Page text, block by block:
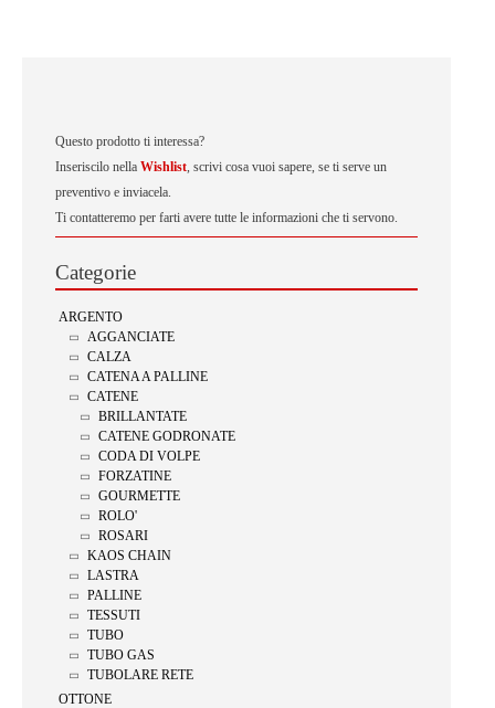
Questo prodotto ti interessa?
Inseriscilo nella Wishlist, scrivi cosa vuoi sapere, se ti serve un
preventivo e inviacela.
Ti contatteremo per farti avere tutte le informazioni che ti servono.
Categorie
ARGENTO
AGGANCIATE
CALZA
CATENA A PALLINE
CATENE
BRILLANTATE
CATENE GODRONATE
CODA DI VOLPE
FORZATINE
GOURMETTE
ROLO'
ROSARI
KAOS CHAIN
LASTRA
PALLINE
TESSUTI
TUBO
TUBO GAS
TUBOLARE RETE
OTTONE